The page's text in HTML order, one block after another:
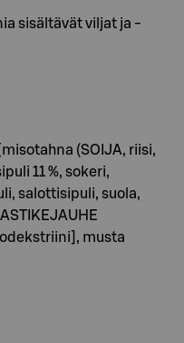
sisältävät viljat ja -
(SOIJA, riisi,
11 %, sokeri,
salottisipuli, suola,
musta